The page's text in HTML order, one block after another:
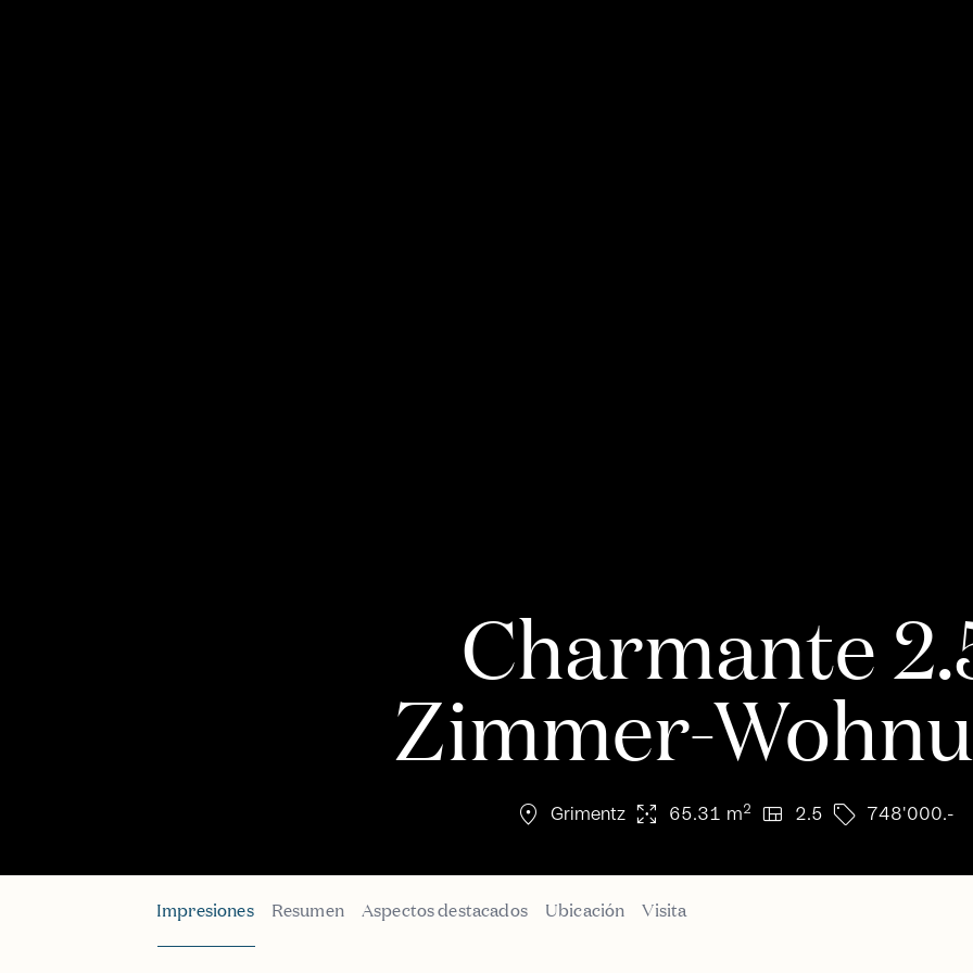
Charmante
Zimmer-
location_on Grimentz arrows_output 65.31 m2 view_quilt 2.5 sell 748'000.-
Impresiones Resumen Aspectos destacados Ubicación Visita